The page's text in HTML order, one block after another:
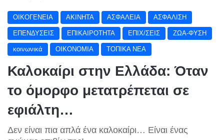
ΟΙΚΟΓΕΝΕΙΑ ΑΚΙΝΗΤΑ ΑΣΦΑΛΕΙΑ ΑΣΦΑΛΙΣΗ
ΕΠΕΝΔΥΣΕΙΣ ΕΠΙΚΑΙΡΟΤΗΤΑ ΕΠΙΧ/ΣΕΙΣ ΖΩΑ-ΦΥΣΗ
κοινωνικά ΟΙΚΟΝΟΜΙΑ ΤΟΠΙΚΑ ΝΕΑ
Καλοκαίρι στην Ελλάδα: Όταν
το όμορφο μετατρέπεται σε
εφιάλτη…
Δεν είναι πια απλά ένα καλοκαίρι… Είναι ένας